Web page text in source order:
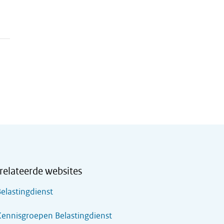
websites
Belastingdienst